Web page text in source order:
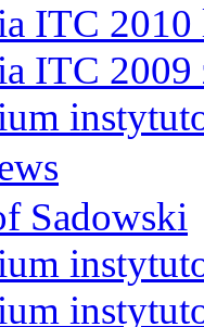
ITC 2010
ITC 2009
Sadowski